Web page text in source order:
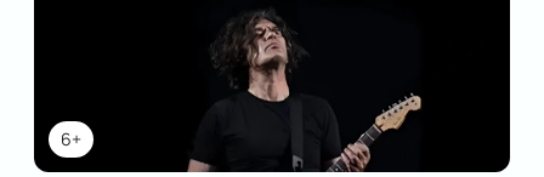
6+